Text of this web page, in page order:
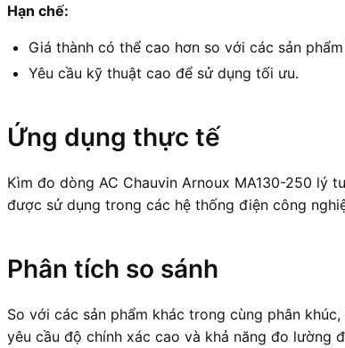
Hạn chế:
Giá thành có thể cao hơn so với các sản
Yêu cầu kỹ thuật cao để sử dụng tối ưu.
Ứng dụng thực tế
Kìm đo dòng AC Chauvin Arnoux MA130-250 lý
được sử dụng trong các hệ thống điện công
Phân tích so sánh
So với các sản phẩm khác trong cùng phân
yêu cầu độ chính xác cao và khả năng đo lường